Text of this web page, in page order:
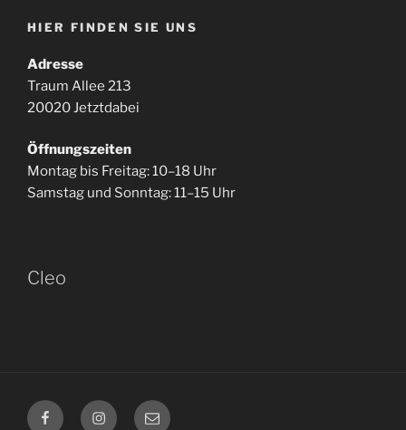
HIER FINDEN SIE UNS
Adresse
Traum Allee 213
20020 Jetztdabei
Öffnungszeiten
Montag bis Freitag: 10–18 Uhr
Samstag und Sonntag: 11–15 Uhr
Cleo
FacebookInstagram
E-